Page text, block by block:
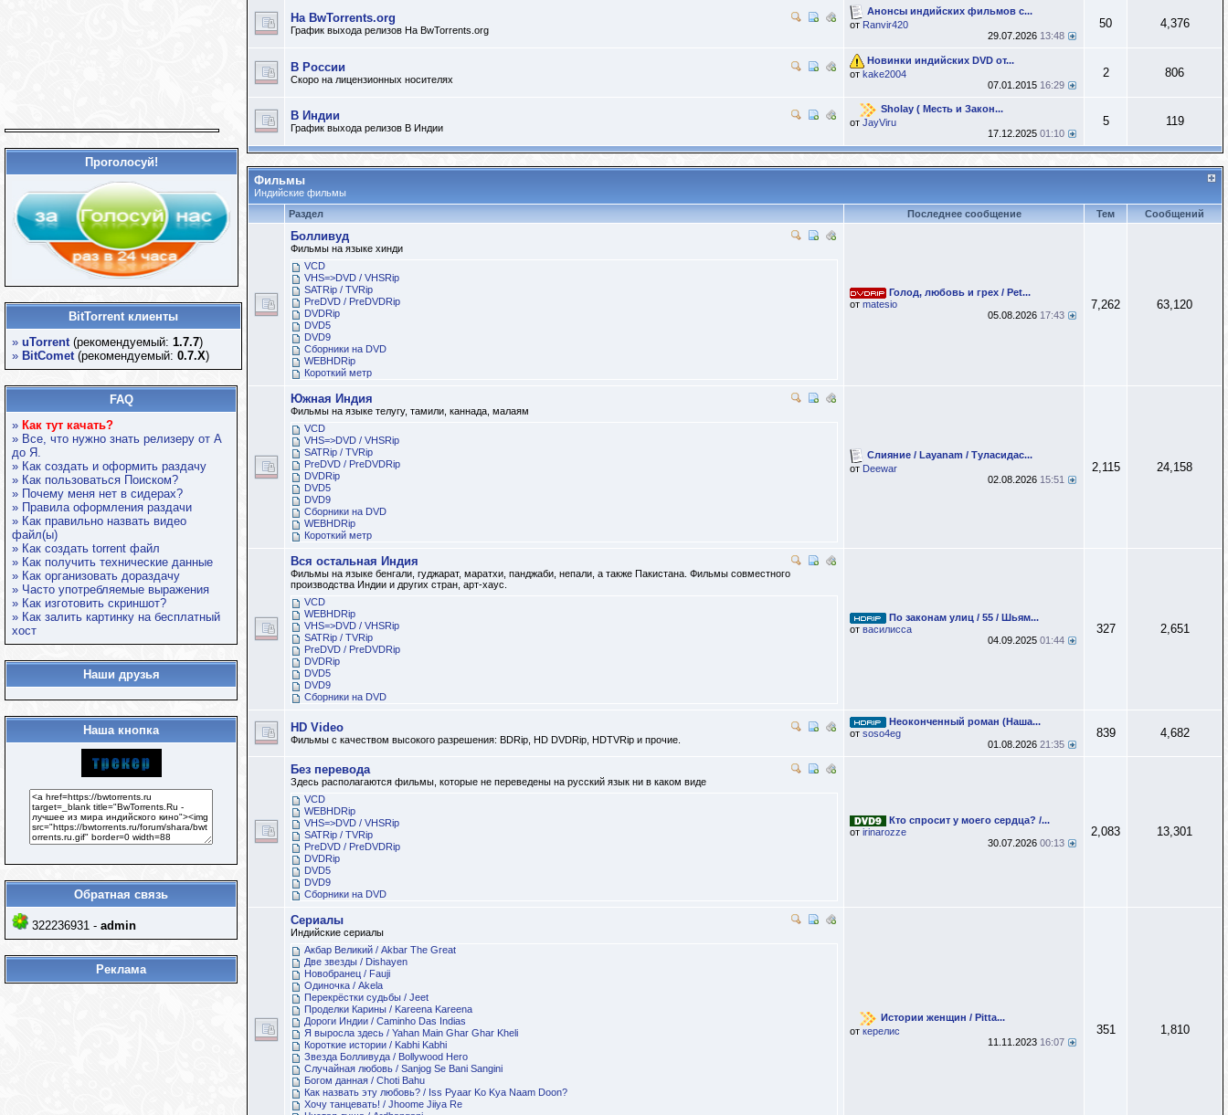
Проголосуй!
BitTorrent клиенты
» uTorrent (рекомендуемый: 1.7.7)
» BitComet (рекомендуемый: 0.7.X)
FAQ
» Как тут качать?
» Все, что нужно знать релизеру от А
до Я.
» Как создать и оформить раздачу
» Как пользоваться Поиском?
» Почему меня нет в сидерах?
» Правила оформления раздачи
» Как правильно назвать видео
файл(ы)
» Как создать torrent файл
» Как получить технические данные
» Как организовать дораздачу
» Часто употребляемые выражения
» Как изготовить скриншот?
» Как залить картинку на бесплатный
хост
Наши друзья
Наша кнопка
Обратная связь
322236931 - admin
Реклама
На BwTorrents.org
График выхода релизов На BwTorrents.org
Анонсы индийских фильмов с...
от Ranvir420
29.07.2026 13:48
50 4,376
В России
Скоро на лицензионных носителях
Новинки индийских DVD от...
от kake2004
07.01.2015 16:29
2 806
В Индии
График выхода релизов В Индии
Sholay ( Месть и Закон...
от JayViru
17.12.2025 01:10
5 119
Фильмы
Индийские фильмы
Раздел
Последнее сообщение Тем Сообщений
Болливуд
Фильмы на языке хинди
VCD
VHS=>DVD / VHSRip
SATRip / TVRip
PreDVD / PreDVDRip
DVDRip
DVD5
DVD9
Сборники на DVD
WEBHDRip
Короткий метр
Голод, любовь и грех / Pet...
от matesio
05.08.2026 17:43
7,262 63,120
Южная Индия
Фильмы на языке телугу, тамили, каннада, малаям
VCD
VHS=>DVD / VHSRip
SATRip / TVRip
PreDVD / PreDVDRip
DVDRip
DVD5
DVD9
Сборники на DVD
WEBHDRip
Короткий метр
Слияние / Layanam / Туласидас...
от Deewar
02.08.2026 15:51
2,115 24,158
Вся остальная Индия
Фильмы на языке бенгали, гуджарат, маратхи, панджаби, непали, а также Пакистана. Фильмы совместного
производства Индии и других стран, арт-хаус.
VCD
WEBHDRip
VHS=>DVD / VHSRip
SATRip / TVRip
PreDVD / PreDVDRip
DVDRip
DVD5
DVD9
Сборники на DVD
По законам улиц / 55 / Шьям...
от василисса
04.09.2025 01:44
327 2,651
HD Video
Фильмы с качеством высокого разрешения: BDRip, HD DVDRip, HDTVRip и прочие.
Неоконченный роман (Наша...
от soso4eg
01.08.2026 21:35
839 4,682
Без перевода
Здесь располагаются фильмы, которые не переведены на русский язык ни в каком виде
VCD
WEBHDRip
VHS=>DVD / VHSRip
SATRip / TVRip
PreDVD / PreDVDRip
DVDRip
DVD5
DVD9
Сборники на DVD
Кто спросит у моего сердца? /...
от irinarozze
30.07.2026 00:13
2,083 13,301
Сериалы
Индийские сериалы
Акбар Великий / Akbar The Great
Две звезды / Dishayen
Новобранец / Fauji
Одиночка / Akela
Перекрёстки судьбы / Jeet
Проделки Карины / Kareena Kareena
Дороги Индии / Caminho Das Indias
Я выросла здесь / Yahan Main Ghar Ghar Kheli
Короткие истории / Kabhi Kabhi
Звезда Болливуда / Bollywood Hero
Случайная любовь / Sanjog Se Bani Sangini
Богом данная / Choti Bahu
Как назвать эту любовь? / Iss Pyaar Ko Kya Naam Doon?
Хочу танцевать! / Jhoome Jiiya Re
Истории женщин / Pitta...
от керелис
11.11.2023 16:07
351 1,810